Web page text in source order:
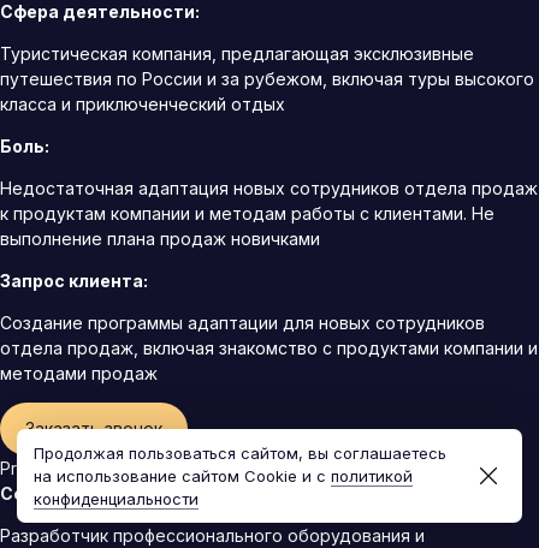
Сфера деятельности:
Туристическая компания, предлагающая эксклюзивные
путешествия по России и за рубежом, включая туры высокого
класса и приключенческий отдых
Боль:
Недостаточная адаптация новых сотрудников отдела продаж
к продуктам компании и методам работы с клиентами. Не
выполнение плана продаж новичками
Запрос клиента:
Создание программы адаптации для новых сотрудников
отдела продаж, включая знакомство с продуктами компании и
методами продаж
Заказать звонок
ProfiTech
Сфера деятельности:
Разработчик профессионального оборудования и
Продолжая пользоваться сайтом, вы соглашаетесь
на использование сайтом Cookie и с политикой
конфиденциальности